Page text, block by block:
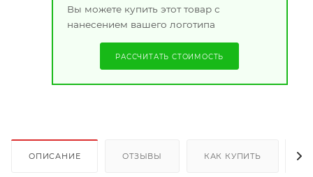
Вы можете купить этот товар с
нанесением вашего логотипа
РАССЧИТАТЬ СТОИМОСТЬ
ОПИСАНИЕ ОТЗЫВЫ КАК КУПИТЬ